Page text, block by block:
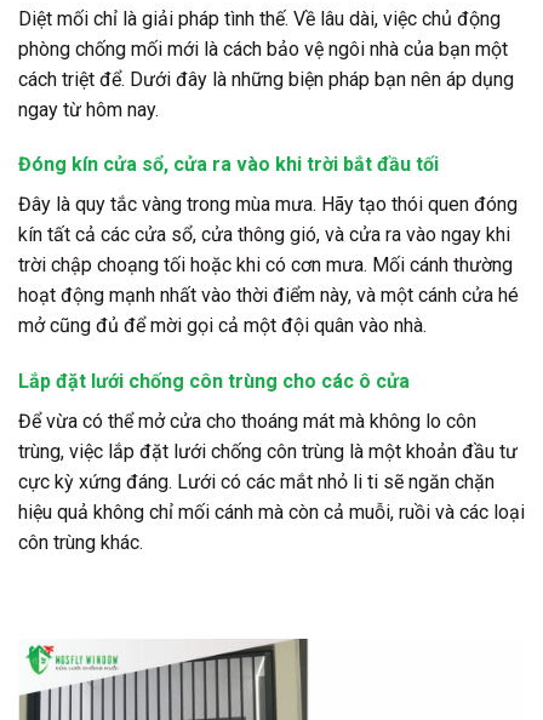
Diệt mối chỉ là giải pháp tình thế. Về lâu dài, việc chủ động
phòng chống mối mới là cách bảo vệ ngôi nhà của bạn một
cách triệt để. Dưới đây là những biện pháp bạn nên áp dụng
ngay từ hôm nay.
Đóng kín cửa sổ, cửa ra vào khi trời bắt đầu tối
Đây là quy tắc vàng trong mùa mưa. Hãy tạo thói quen đóng
kín tất cả các cửa sổ, cửa thông gió, và cửa ra vào ngay khi
trời chập choạng tối hoặc khi có cơn mưa. Mối cánh thường
hoạt động mạnh nhất vào thời điểm này, và một cánh cửa hé
mở cũng đủ để mời gọi cả một đội quân vào nhà.
Lắp đặt lưới chống côn trùng cho các ô cửa
Để vừa có thể mở cửa cho thoáng mát mà không lo côn
trùng, việc lắp đặt lưới chống côn trùng là một khoản đầu tư
cực kỳ xứng đáng. Lưới có các mắt nhỏ li ti sẽ ngăn chặn
hiệu quả không chỉ mối cánh mà còn cả muỗi, ruồi và các loại
côn trùng khác.